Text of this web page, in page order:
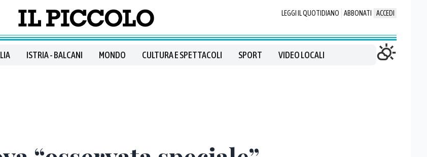
LEGGI IL QUOTIDIANO ABBONATI ACCEDI
ISTRIA - BALCANI MONDO CULTURA E SPETTACOLI SPORT VIDEO LOCALI